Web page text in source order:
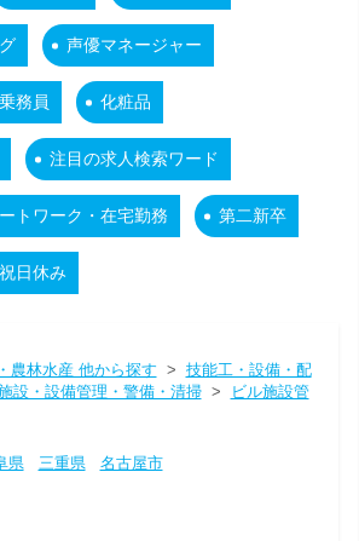
声優マネージャー
務員 化粧品
注目の求人検索ワード
トワーク・在宅勤務 第二新卒
日休み
農林水産 他から探す > 技能工・設備・配
設・設備管理・警備・清掃>
ビル施設管
県 三重県
名古屋市